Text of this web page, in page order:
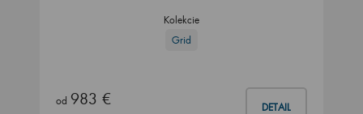
Kolekcie
Grid
od 983 € DETAIL